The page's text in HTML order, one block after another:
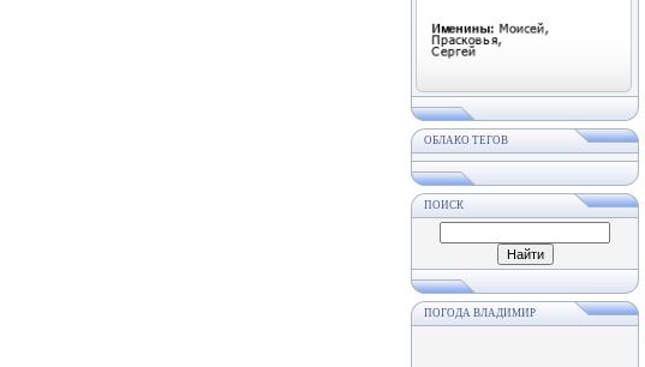
ОБЛАКО ТЕГОВ
ПОИСК
ПОГОДА ВЛАДИМИР